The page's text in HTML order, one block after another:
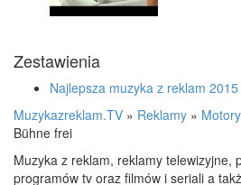
Zestawienia
Najlepsza muzyka z reklam 2015
Muzykazreklam.TV » Reklamy »
Bühne frei
Muzyka z reklam, reklamy telewizyjne,
programów tv oraz filmów i seriali a